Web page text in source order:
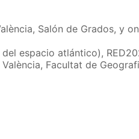
Salón de Grados, y
espacio atlántico),
Facultat de